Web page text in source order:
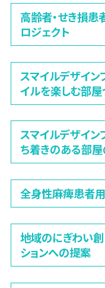
高齢者・せき損患
ロジェクト
スマイルデザイン
イルを楽しむ部屋
スマイルデザイン
ち着きのある部屋
全身性麻痺患者
地域のにぎわい
ションへの提案